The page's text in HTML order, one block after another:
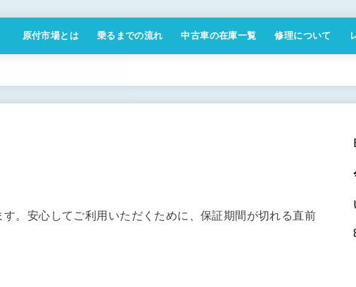
原付市場とは 乗るまでの流れ 中古車の在庫一覧 修理について
。安心してご利用いただくために、保証期間が切れる直前